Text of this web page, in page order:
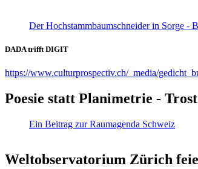
Der Hochstammbaumschneider in Sorge -
DADA trifft DIGIT
https://www.culturprospectiv.ch/_media/
Poesie statt Planimetrie -
Ein Beitrag zur Raumagenda Schweiz
Weltobservatorium Zürich